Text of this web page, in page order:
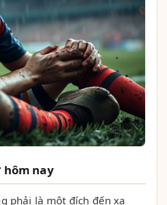
nay
phải là một đích đến xa